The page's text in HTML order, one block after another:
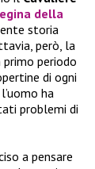
della
storia
però, la
periodo
di ogni
ha
problemi di
a pensare